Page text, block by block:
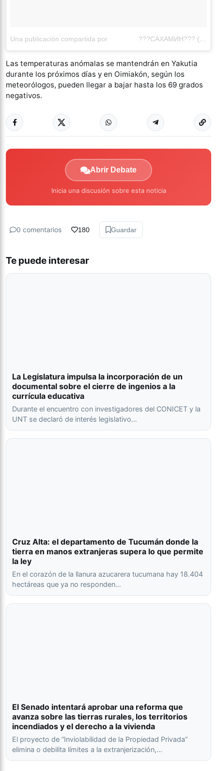
Una publicación compartida por ⠀⠀⠀⠀⠀⠀???САХАМИН??? (@sakhamin)
Las temperaturas anómalas se mantendrán en Yakutia
durante los próximos días y en Oimiakón, según los
meteorólogos, pueden llegar a bajar hasta los 69 grados
negativos.
Abrir Debate
Inicia una discusión sobre esta noticia
0 comentarios 180 Guardar
Te puede interesar
La Legislatura impulsa la incorporación de un
documental sobre el cierre de ingenios a la
currícula educativa
Durante el encuentro con investigadores del CONICET y la
UNT se declaró de interés legislativo…
Cruz Alta: el departamento de Tucumán donde la
tierra en manos extranjeras supera lo que permite
la ley
En el corazón de la llanura azucarera tucumana hay 18.404
hectáreas que ya no responden…
El Senado intentará aprobar una reforma que
avanza sobre las tierras rurales, los territorios
incendiados y el derecho a la vivienda
El proyecto de “Inviolabilidad de la Propiedad Privada”
elimina o debilita límites a la extranjerización,…